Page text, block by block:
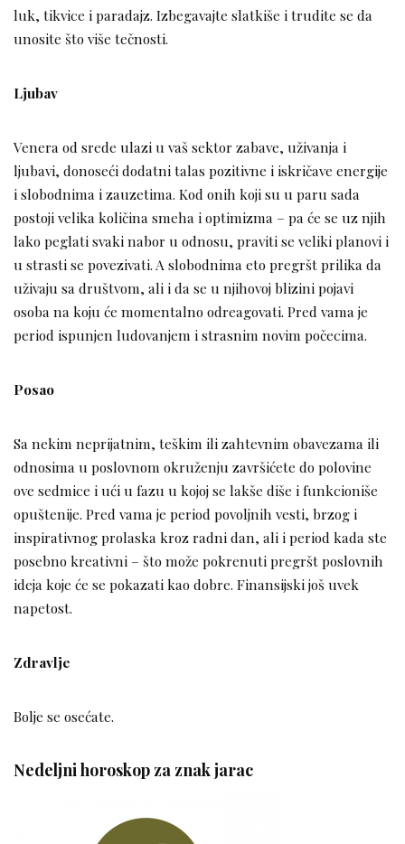
luk, tikvice i paradajz. Izbegavajte slatkiše i trudite se da
unosite što više tečnosti.
Ljubav
Venera od srede ulazi u vaš sektor zabave, uživanja i
ljubavi, donoseći dodatni talas pozitivne i iskričave energije
i slobodnima i zauzetima. Kod onih koji su u paru sada
postoji velika količina smeha i optimizma – pa će se uz njih
lako peglati svaki nabor u odnosu, praviti se veliki planovi i
u strasti se povezivati. A slobodnima eto pregršt prilika da
uživaju sa društvom, ali i da se u njihovoj blizini pojavi
osoba na koju će momentalno odreagovati. Pred vama je
period ispunjen ludovanjem i strasnim novim počecima.
Posao
Sa nekim neprijatnim, teškim ili zahtevnim obavezama ili
odnosima u poslovnom okruženju završićete do polovine
ove sedmice i ući u fazu u kojoj se lakše diše i funkcioniše
opuštenije. Pred vama je period povoljnih vesti, brzog i
inspirativnog prolaska kroz radni dan, ali i period kada ste
posebno kreativni – što može pokrenuti pregršt poslovnih
ideja koje će se pokazati kao dobre. Finansijski još uvek
napetost.
Zdravlje
Bolje se osećate.
Nedeljni horoskop za znak jarac